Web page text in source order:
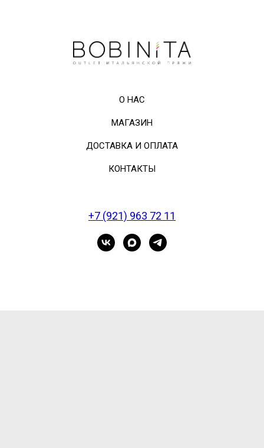
О НАС
МАГАЗИН
ДОСТАВКА И ОПЛАТА
КОНТАКТЫ
+7 (921) 963 72 11